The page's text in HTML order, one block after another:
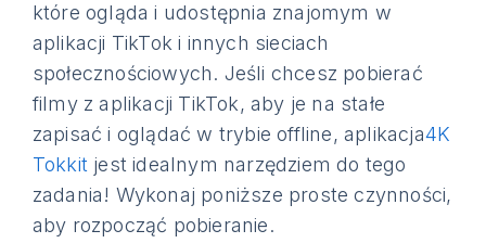
które ogląda i udostępnia znajomym w
aplikacji TikTok i innych sieciach
społecznościowych. Jeśli chcesz pobierać
filmy z aplikacji TikTok, aby je na stałe
zapisać i oglądać w trybie offline, aplikacja4K
Tokkit jest idealnym narzędziem do tego
zadania! Wykonaj poniższe proste czynności,
aby rozpocząć pobieranie.